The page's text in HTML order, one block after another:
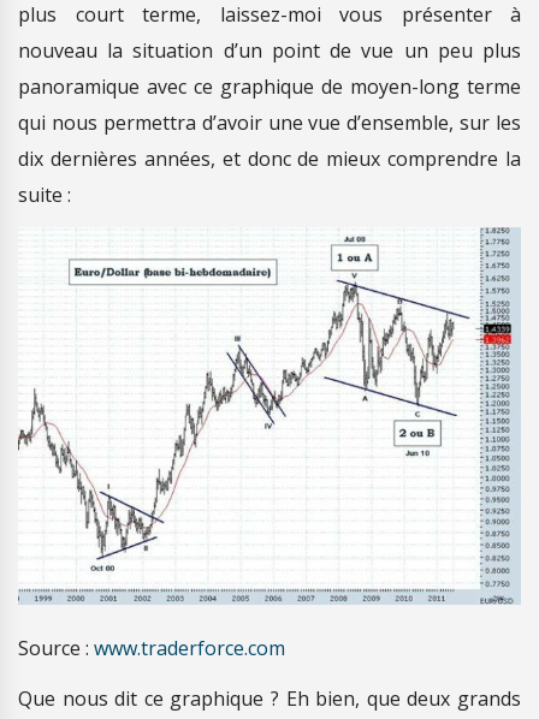
plus court terme, laissez-moi vous présenter à
nouveau la situation d’un point de vue un peu plus
panoramique avec ce graphique de moyen-long terme
qui nous permettra d’avoir une vue d’ensemble, sur les
dix dernières années, et donc de mieux comprendre la
suite :
Source : www.traderforce.com
Que nous dit ce graphique ? Eh bien, que deux grands